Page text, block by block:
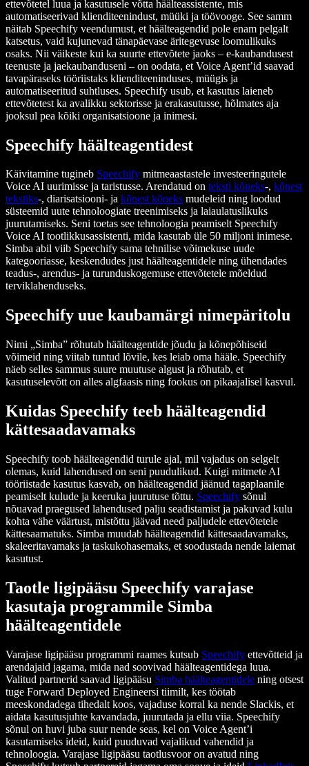
ettevõtetel luua ja kasutusele võtta häälteassistente, mis
automatiseerivad klienditeenindust, müüki ja töövooge. See samm
näitab Speechify veendumust, et häälteagendid pole enam pelgalt
katsetus, vaid kujunevad tänapäevase äritegevuse loomulikuks
osaks. Nii väikeste kui ka suurte ettevõtete jaoks – e-kaubandusest
teenuste ja jaekaubanduseni – on oodata, et Voice Agent’id saavad
tavapäraseks tööriistaks klienditeeninduses, müügis ja
automatiseeritud suhtluses. Speechify usub, et kasutus laieneb
ettevõtetest ka avalikku sektorisse ja erakasutusse, hõlmates aja
jooksul pea kõiki organisatsioone ja inimesi.
Speechify häälteagentidest
Käivitamine tugineb Speechify mitmeaastastele investeeringutele
Voice AI uurimisse ja taristusse. Arendatud on teksti kõneks-, kõnest
tekstiks-, diarisatsiooni- ja kõnest kõneks mudeleid ning loodud
süsteemid uute tehnoloogiate treenimiseks ja laiaulatuslikuks
juurutamiseks. Seni toetas see tehnoloogia peamiselt Speechify
Voice AI tootlikkusassistenti, mida kasutab üle 50 miljoni inimese.
Simba abil viib Speechify sama tehnilise võimekuse uude
kategooriasse, keskendudes just häälteagentidele ning ühendades
teadus-, arendus- ja turunduskogemuse ettevõtetele mõeldud
terviklahenduseks.
Speechify uue kaubamärgi nimepäritolu
Nimi „Simba” rõhutab häälteagentide jõudu ja kõnepõhiseid
võimeid ning viitab tuntud lõvile, kes leiab oma hääle. Speechify
näeb selles sammus suure muutuse algust ja rõhutab, et
kasutuselevõtt on alles algfaasis ning fookus on pikaajalisel kasvul.
Kuidas Speechify teeb häälteagendid
kättesaadavamaks
Speechify toob häälteagendid turule ajal, mil vajadus on selgelt
olemas, kuid lahendused on seni puudulikud. Kuigi mitmete AI
tööriistade kasutus kasvab, on häälteagendid jäänud tagaplaanile
peamiselt kulude ja keeruka juurutuse tõttu. Speechify sõnul
nõuavad praegused lahendused palju seadistamist ja pakuvad kulu
kohta vähe väärtust, mistõttu jäävad need paljudele ettevõtetele
kättesaamatuks. Simba muudab häälteagendid kättesaadavamaks,
skaleeritavamaks ja taskukohasemaks, et soodustada nende laiemat
kasutust.
Taotle ligipääsu Speechify varajase
kasutaja programmile Simba
häälteagentidele
Varajase ligipääsu programmi raames kutsub Speechify ettevõtteid ja
arendajaid jagama, mida nad soovivad häälteagentidega luua.
Valitud partnerid saavad ligipääsu Simba häälteagentidele ning otsest
tuge Forward Deployed Engineersi tiimilt, kes töötab
meeskondadega tihedalt koos, vajaduse korral ka nende Slackis, et
aidata kasutusjuhte kavandada, juurutada ja ellu viia. Speechify
sõnul on huvi juba suur nende seas, kel on Voice Agent’i
kasutamiseks ideid, kuid puuduvad vajalikud vahendid ja
tehnoloogia. Varajase ligipääsu taotlusvoor on avatud ning